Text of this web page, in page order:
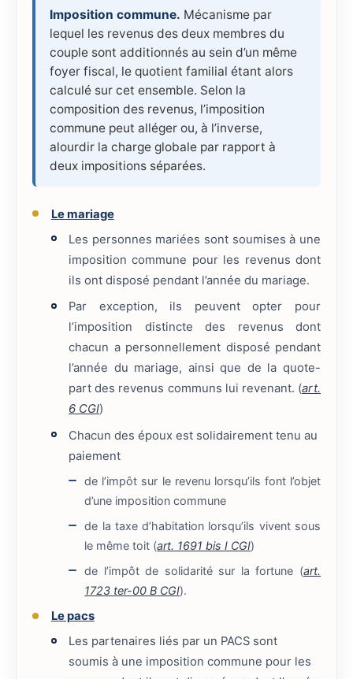
Imposition commune. Mécanisme par
lequel les revenus des deux membres du
couple sont additionnés au sein d’un même
foyer fiscal, le quotient familial étant alors
calculé sur cet ensemble. Selon la
composition des revenus, l’imposition
commune peut alléger ou, à l’inverse,
alourdir la charge globale par rapport à
deux impositions séparées.
Le mariage
Les personnes mariées sont soumises à une
imposition commune pour les revenus dont
ils ont disposé pendant l’année du mariage.
Par exception, ils peuvent opter pour
l’imposition distincte des revenus dont
chacun a personnellement disposé pendant
l’année du mariage, ainsi que de la quote-
part des revenus communs lui revenant. (art.
6 CGI)
Chacun des époux est solidairement tenu au
paiement
de l’impôt sur le revenu lorsqu’ils font l’objet
d’une imposition commune
de la taxe d’habitation lorsqu’ils vivent sous
le même toit (art. 1691 bis I CGI)
de l’impôt de solidarité sur la fortune (art.
1723 ter-00 B CGI).
Le pacs
Les partenaires liés par un PACS sont
soumis à une imposition commune pour les